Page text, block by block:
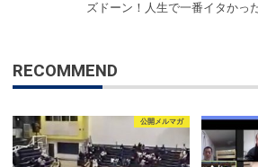
ズドーン！人生で一番イタかっ
RECOMMEND
公開メルマガ